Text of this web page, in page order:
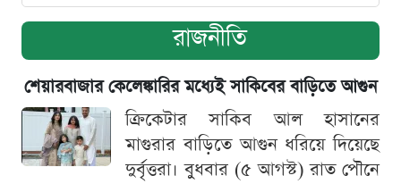
রাজনীতি
শেয়ারবাজার কেলেঙ্কারির মধ্যেই সাকিবের বাড়িতে আগুন
ক্রিকেটার সাকিব আল হাসানের
মাগুরার বাড়িতে আগুন ধরিয়ে দিয়েছে
দুর্বৃত্তরা। বুধবার (৫ আগস্ট) রাত পৌনে